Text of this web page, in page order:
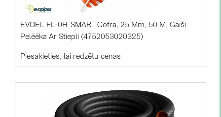
EVOEL FL-0H-SMART Gofra, 25 Mm, 50 M, Gaiši
Pelēēka Ar Stiepli (4752053020325)
Piesakieties, lai redzētu cenas